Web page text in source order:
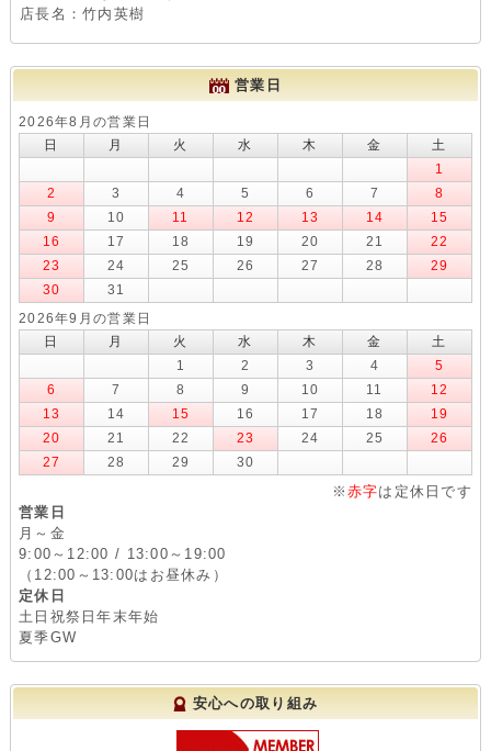
店長名：竹内英樹
営業日
2026年8月の営業日
日
月 火 水 木 金
土
1
2
3 4 5 6 7
8
9
10 11 12 13 14
15
16
17 18 19 20 21
22
23
24 25 26 27 28
29
30
31
2026年9月の営業日
日
月 火 水 木 金
土
1
2 3 4
5
6
7 8 9 10 11
12
13
14 15 16 17 18
19
20
21 22 23 24 25
26
27
28 29 30
※ 赤字は定休日です
営業日
月～金
9:00～12:00 / 13:00～19:00
（12:00～13:00はお昼休み）
定休日
土日祝祭日年末年始
夏季GW
安心への取り組み